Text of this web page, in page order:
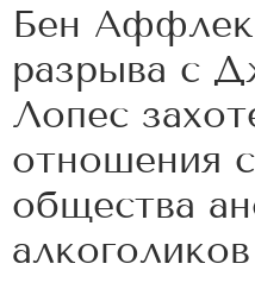
Бен Аффлек
разрыва с
Лопес
отношения
общества
алкоголиков